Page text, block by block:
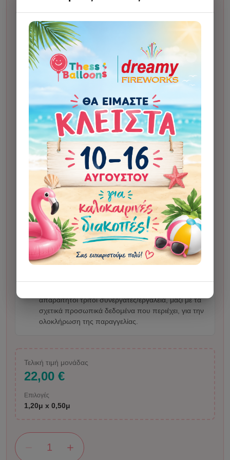
Χρόνος ετοιμασίας:
συνήθως 2 εργάσιμες ημέρες
από την έγκριση του προσχεδίου.
1 Κάνετε την παραγγελία σας.
2
Σας στέλνουμε προσχέδιο για έγκριση πριν το
δώσουμε για εκτύπωση. Η αποστολή γίνεται στο
Viber ή, αν δεν υπάρχει, στο email.
3 Μετά την έγκριση, το δίνουμε για εκτύπωση.
Μόλις το έχουμε στο κατάστημα και είναι έτοιμο για
παραλαβή ή αποστολή, θα λάβετε αυτόματο email
ολοκλήρωσης.
Αν οι οδηγίες αλλάζουν σημαντικά το τελικό
αποτέλεσμα σε σχέση με το αρχικό σχέδιο, μπορεί
να υπάρξει επιπλέον χρέωση 5€ για custom
σχεδίαση. Η χρέωση γίνεται μόνο κατόπιν
ενημέρωσης και έγκρισης από τον πελάτη.
Σε κάποια σχέδια μπορεί να χρησιμοποιηθεί
τεχνητή νοημοσύνη για την παραγωγή της εικόνας.
Σε απεικόνιση ανθρώπου ενδέχεται να υπάρξει
μικρή αλλοίωση. Με την αποστολή φωτογραφίας ή
οδηγιών επιβεβαιώνετε ότι έχετε τα δικαιώματα
απαραίτητοι τρίτοι συνεργάτες/εργαλεία, μαζί με τα
σχετικά προσωπικά δεδομένα που περιέχει, για την
ολοκλήρωση της παραγγελίας.
Τελική τιμή μονάδας
22,00 €
Επιλογές
1,20μ x 0,50μ